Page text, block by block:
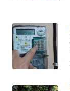
WN
TEBING
TINGGI
PAKPAK